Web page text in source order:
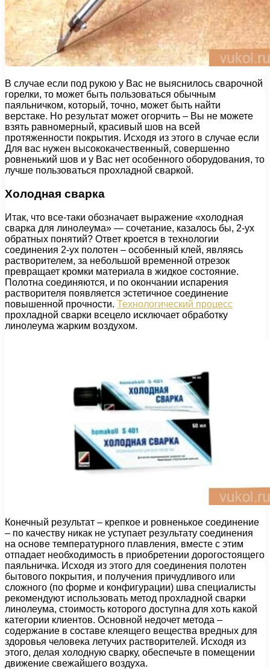
В случае если под рукою у Вас не выяснилось сварочной
горелки, то может быть пользоваться обычным
паяльничком, который, точно, может быть найти
верстаке. Но результат может огорчить – Вы не можете
взять равномерный, красивый шов на всей
протяженности покрытия. Исходя из этого в случае если
Для вас нужен высококачественный, совершенно
ровненький шов и у Вас нет особенного оборудования, то
лучше пользоваться прохладной сваркой.
Холодная сварка
Итак, что все-таки обозначает выражение «холодная
сварка для линолеума» — сочетание, казалось бы, 2-ух
обратных понятий? Ответ кроется в технологии
соединения 2-ух полотен – особенный клей, являясь
растворителем, за небольшой временной отрезок
превращает кромки материала в жидкое состояние.
Полотна соединяются, и по окончании испарения
растворителя появляется эстетичное соединение
повышенной прочности. Технологический процесс
прохладной сварки всецело исключает обработку
линолеума жарким воздухом.
Конечный результат – крепкое и ровненькое соединение
– по качеству никак не уступает результату соединения
на основе температурного плавления, вместе с этим
отпадает необходимость в приобретении дорогостоящего
паяльничка. Исходя из этого для соединения полотен
бытового покрытия, и получения причудливого или
сложного (по форме и конфигурации) шва специалисты
рекомендуют использовать метод прохладной сварки
линолеума, стоимость которого доступна для хоть какой
категории клиентов. Основной недочет метода –
содержание в составе клеящего вещества вредных для
здоровья человека летучих растворителей. Исходя из
этого, делая холодную сварку, обеспечьте в помещении
движение свежайшего воздуха.